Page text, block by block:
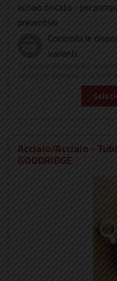
acciaio zincato - per
preventivo
Controlla le
varianti
* prezzo e disponibilità sono
vedere nel dettaglio le singole
Acciaio/Acciaio -
GOODRIDGE